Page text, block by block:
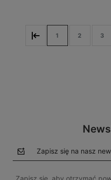
1 2 3
Zapisz się na nasz